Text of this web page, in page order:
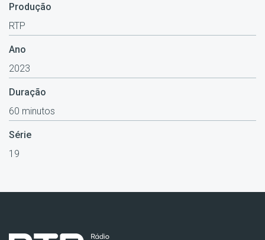
Produção
RTP
Ano
2023
Duração
60 minutos
Série
19